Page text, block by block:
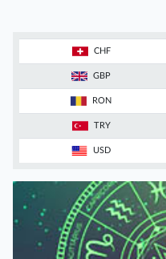
CHF
GBP
RON
TRY
USD